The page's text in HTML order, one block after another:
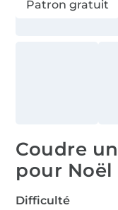
Patron gratuit
Coudre
pour Noël
Difficulté